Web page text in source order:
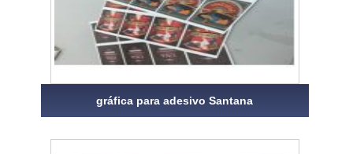
gráfica para adesivo Santana